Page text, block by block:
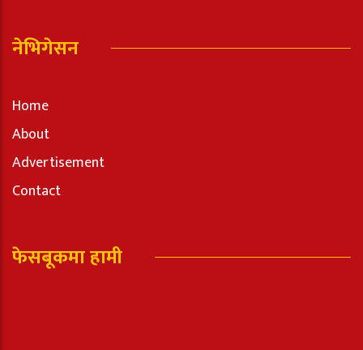
नेभिगेसन
Home
About
Advertisement
Contact
फेसबूकमा हामी